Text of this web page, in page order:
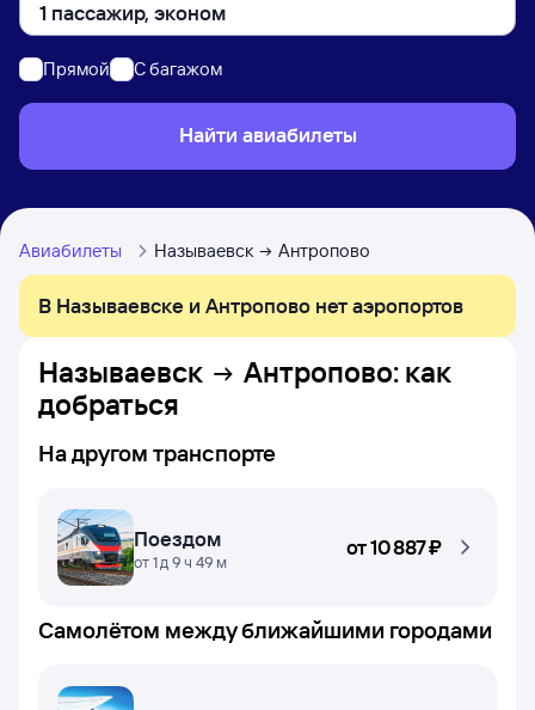
Прямой C багажом
Найти авиабилеты
Авиабилеты Называевск Антропово
В Называевске и Антропово нет аэропортов
Называевск Антропово: как
добраться
На другом транспорте
Поездом
от 1 д 9 ч 49 м
от10 ⁠887 ⁠₽
Самолётом между ближайшими городами